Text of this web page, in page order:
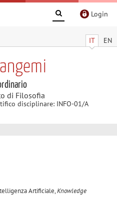
Login
IT EN
di Filosofia
disciplinare: INFO-01/A
Artificiale,Knowledge